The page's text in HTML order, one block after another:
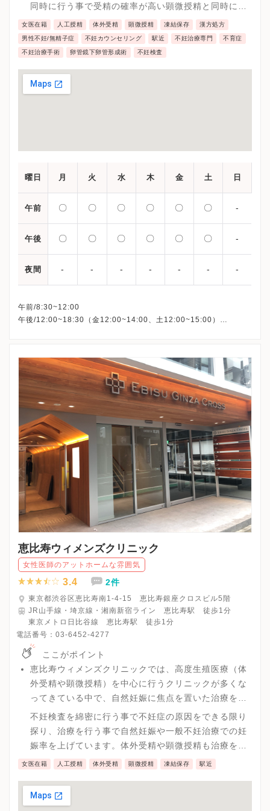
同時に行う事で受精の確率が高い顕微授精と同時に発
育や胚盤胞到達率、良好胚獲得率などが高い体外受精
の両方を検討が可能です。
女医在籍 人工授精 体外受精 顕微授精 凍結保存 漢方処方
男性不妊/無精子症 不妊カウンセリング 駅近 不妊治療専門 不育症
不妊治療手術 卵管鏡下卵管形成術 不妊検査
曜日 月 火 水 木 金 土 日
午前 〇 〇 〇 〇 〇 〇 -
午後 〇 〇 〇 〇 〇 〇 -
夜間 - - - - - - -
午前/8:30~12:00
午後/12:00~18:30（金12:00~14:00、土12:00~15:00）
※WEBによる完全予約制です。上記時間内に受付を済ませてくだ
さい。
※日曜日も胚培養、胚凍結を行っています。
※詳細はクリニックHPを確認、または直接お問い合わせくださ
恵比寿ウィメンズクリニック
女性医師のアットホームな雰囲気
3.4 2件
東京都渋谷区恵比寿南1-4-15 恵比寿銀座クロスビル5階
JR山手線・埼京線・湘南新宿ライン 恵比寿駅 徒歩1分
東京メトロ日比谷線 恵比寿駅 徒歩1分
電話番号： 03-6452-4277
ここがポイント
恵比寿ウィメンズクリニックでは、高度生殖医療（体
外受精や顕微授精）を中心に行うクリニックが多くな
ってきている中で、自然妊娠に焦点を置いた治療を行
っています。
不妊検査を綿密に行う事で不妊症の原因をできる限り
探り、治療を行う事で自然妊娠や一般不妊治療での妊
娠率を上げています。体外受精や顕微授精も治療を行
っています。
女医在籍 人工授精 体外受精 顕微授精 凍結保存 駅近